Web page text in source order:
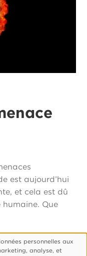
est aujourd’hui
et cela est dû
Que
personnelles aux
analyse, et